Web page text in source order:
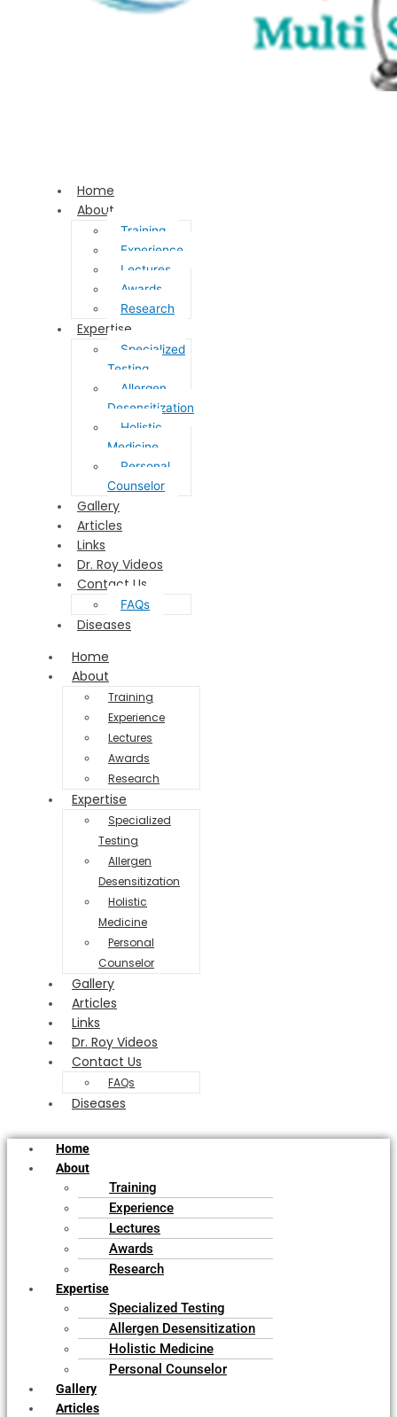
Home
About
Training
Experience
Lectures
Awards
Research
Expertise
Specialized
Testing
Allergen
Desensitization
Holistic
Medicine
Personal
Counselor
Gallery
Articles
Links
Dr. Roy Videos
Contact Us
FAQs
Diseases
Home
About
Training
Experience
Lectures
Awards
Research
Expertise
Specialized
Testing
Allergen
Desensitization
Holistic
Medicine
Personal
Counselor
Gallery
Articles
Links
Dr. Roy Videos
Contact Us
FAQs
Diseases
Home
About
Training
Experience
Lectures
Awards
Research
Expertise
Specialized Testing
Allergen Desensitization
Holistic Medicine
Personal Counselor
Gallery
Articles